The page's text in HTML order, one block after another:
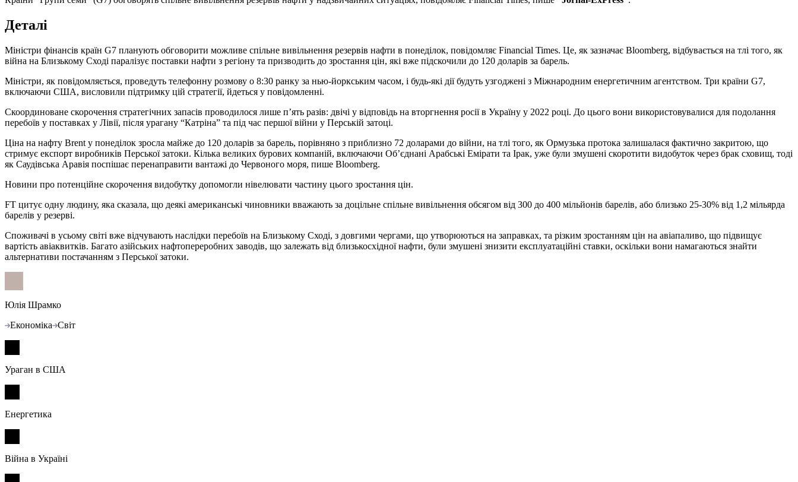
Деталі
Міністри фінансів країн G7 планують обговорити можливе спільне вивільнення резервів нафти в понеділок, повідомляє Financial Times. Це, як зазначає Bloomberg, відбувається на тлі того, як
війна на Близькому Сході паралізує поставки нафти з регіону та призводить до зростання цін, які вже підскочили до 120 доларів за барель.
Міністри, як повідомляється, проведуть телефонну розмову о 8:30 ранку за нью-йоркським часом, і будь-які дії будуть узгоджені з Міжнародним енергетичним агентством. Три країни G7,
включаючи США, висловили підтримку цій стратегії, йдеться у повідомленні.
Скоординоване скорочення стратегічних запасів проводилося лише п’ять разів: двічі у відповідь на вторгнення росії в Україну у 2022 році. До цього вони використовувалися для подолання
перебоїв у поставках у Лівії, після урагану “Катріна” та під час першої війни у ​​Перській затоці.
Ціна на нафту Brent у понеділок зросла майже до 120 доларів за барель, порівняно з приблизно 72 доларами до війни, на тлі того, як Ормузька протока залишалася фактично закритою, що
стримує експорт виробників Перської затоки. Кілька великих бурових компаній, включаючи Об’єднані Арабські Емірати та Ірак, уже були змушені скоротити видобуток через брак сховищ, тоді
як Саудівська Аравія поспішає перенаправити вантажі до Червоного моря, пише Bloomberg.
Новини про потенційне скорочення видобутку допомогли нівелювати частину цього зростання цін.
FT цитує одну людину, яка сказала, що деякі американські чиновники вважають за доцільне спільне вивільнення обсягом від 300 до 400 мільйонів барелів, або близько 25-30% від 1,2 мільярда
барелів у резерві.
Споживачі в усьому світі вже відчувають наслідки перебоїв на Близькому Сході, з довгими чергами, що утворюються на заправках, та різким зростанням цін на авіапаливо, що підвищує
вартість авіаквитків. Багато азійських нафтопереробних заводів, що залежать від близькосхідної нафти, були змушені знизити експлуатаційні ставки, оскільки вони намагаються знайти
альтернативи постачанням з Перської затоки.
Юлія Шрамко
Економіка Світ
Ураган в США
Енергетика
Війна в Україні